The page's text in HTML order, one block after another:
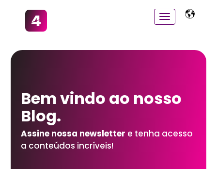
Bem vindo ao nosso
Blog.
Assine nossa newsletter e tenha acesso
a conteúdos incríveis!